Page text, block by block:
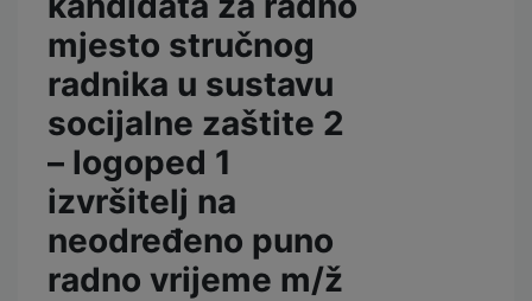
mjesto stručnog
radnika u sustavu
socijalne zaštite 2
– logoped 1
izvršitelj na
neodređeno puno
radno vrijeme m/ž